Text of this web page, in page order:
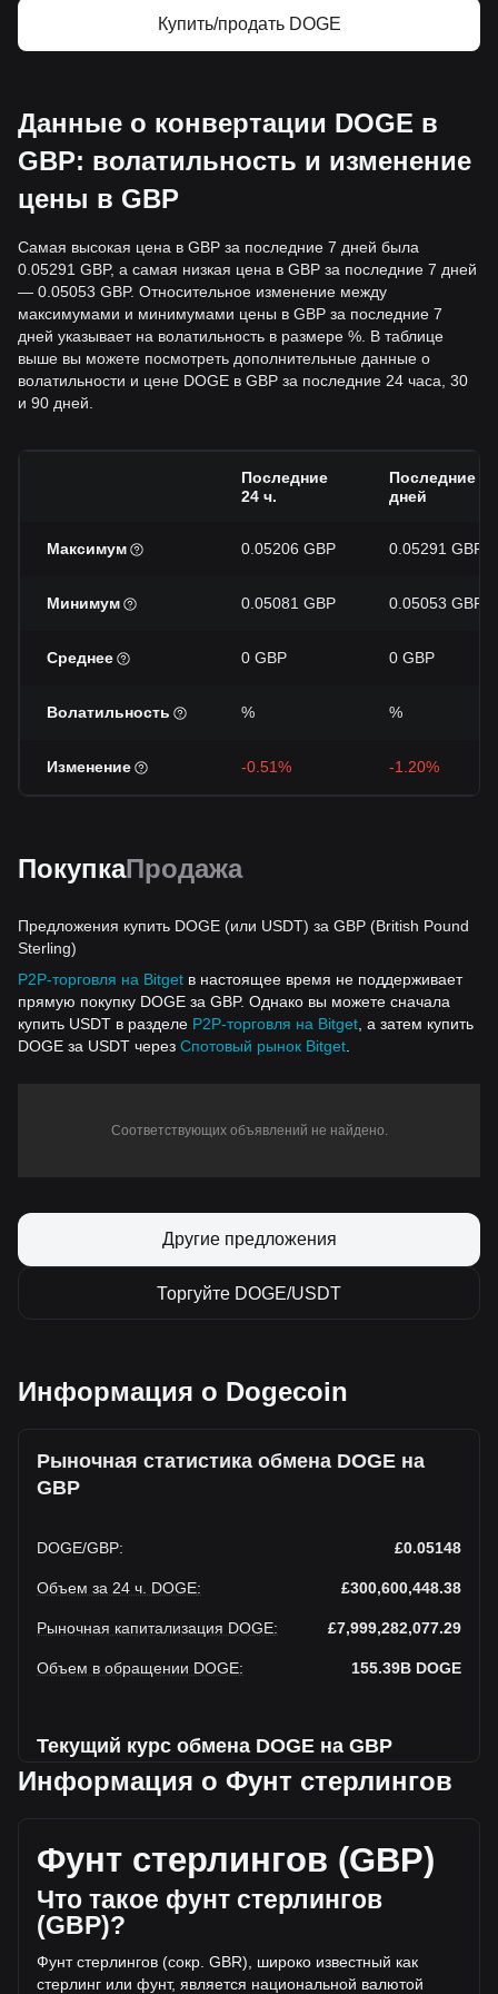
Купить/продать DOGE
Данные о конвертации DOGE в
GBP: волатильность и изменение
цены в GBP
Самая высокая цена в GBP за последние 7 дней была
0.05291 GBP, а самая низкая цена в GBP за последние 7 дней
— 0.05053 GBP. Относительное изменение между
максимумами и минимумами цены в GBP за последние 7
дней указывает на волатильность в размере %. В таблице
выше вы можете посмотреть дополнительные данные о
волатильности и цене DOGE в GBP за последние 24 часа, 30
и 90 дней.
Последние
24 ч.
Последние 7
дней
Максимум 0.05206 GBP 0.05291 GBP
Минимум 0.05081 GBP 0.05053 GBP
Среднее 0 GBP 0 GBP
Волатильность % %
Изменение -0.51% -1.20%
ПокупкаПродажа
Предложения купить DOGE (или USDT) за GBP (British Pound
Sterling)
P2P-торговля на Bitget в настоящее время не поддерживает
прямую покупку DOGE за GBP. Однако вы можете сначала
купить USDT в разделе P2P-торговля на Bitget , а затем купить
DOGE за USDT через Спотовый рынок Bitget
Соответствующих объявлений не найдено.
Другие предложения
Торгуйте DOGE/USDT
Информация о Dogecoin
Рыночная статистика обмена DOGE на
GBP
DOGE/GBP: £0.05148
Объем за 24 ч. DOGE: £300,600,448.38
Рыночная капитализация DOGE: £7,999,282,077.29
Объем в обращении DOGE: 155.39B DOGE
Текущий курс обмена DOGE на GBP
На этой неделе наблюдается падение Dogecoin к Фунт
Текущая рыночная цена Dogecoin составляет £0.05148
за DOGE, а общая рыночная капитализация составляет
155,388,220,000DOGE на основе оборотного
предложения Dogecoin £7,999,282,077.29 GBP. Объем
торгов упал на Dogecoin% (£5,254,789.95 GBP) за
последние 24 часа, а объем торгов +1.78 составил
£295,345,658.42 было продано за тот же период.
Информация о Фунт стерлингов
Фунт стерлингов (GBP)
Что такое фунт стерлингов
(GBP)?
Фунт стерлингов (сокр. GBR), широко известный как
стерлинг или фунт, является национальной валютой